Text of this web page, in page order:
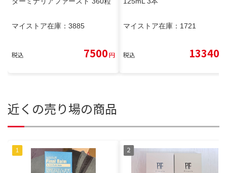
マイストア在庫： 3885
税込 7500円
マイストア在庫： 1721
税込 13340
近くの売り場の商品